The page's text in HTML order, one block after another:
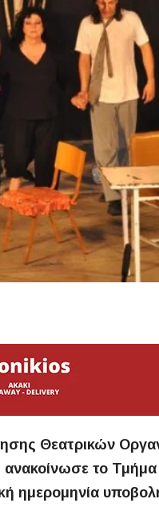
Θεατρικών
το
ημερομηνία